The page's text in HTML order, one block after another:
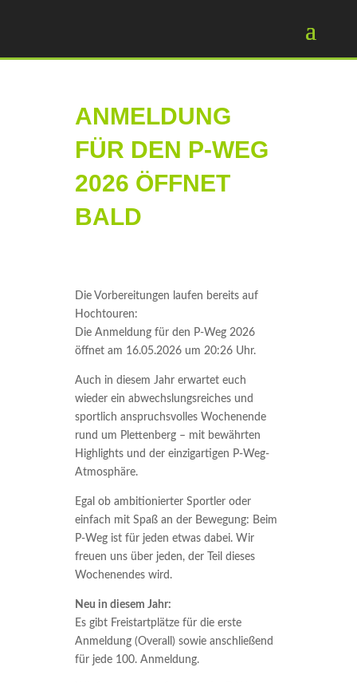
ANMELDUNG
FÜR DEN P-WEG
2026 ÖFFNET
BALD
Die Vorbereitungen laufen bereits auf
Hochtouren:
Die Anmeldung für den P-Weg 2026
öffnet am 16.05.2026 um 20:26 Uhr.
Auch in diesem Jahr erwartet euch
wieder ein abwechslungsreiches und
sportlich anspruchsvolles Wochenende
rund um Plettenberg – mit bewährten
Highlights und der einzigartigen P-Weg-
Atmosphäre.
Egal ob ambitionierter Sportler oder
einfach mit Spaß an der Bewegung: Beim
P-Weg ist für jeden etwas dabei. Wir
freuen uns über jeden, der Teil dieses
Wochenendes wird.
Neu in diesem Jahr:
Es gibt Freistartplätze für die erste
Anmeldung (Overall) sowie anschließend
für jede 100. Anmeldung.